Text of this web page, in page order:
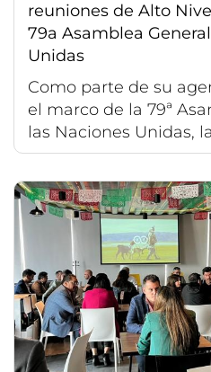
reuniones de Alto
79a Asamblea
Unidas
Como parte de su
el marco de la 79ª
las Naciones Unidas,